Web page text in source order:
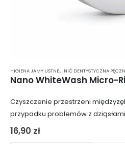
HIGIENA JAMY USTNEJ, NIĆ DENTYSTYCZNA
Czyszczenie przestrzeni
przypadku problemów z
być trudnym zadaniem, które
niż pożytku. Niskiej jakości
16,90 zł